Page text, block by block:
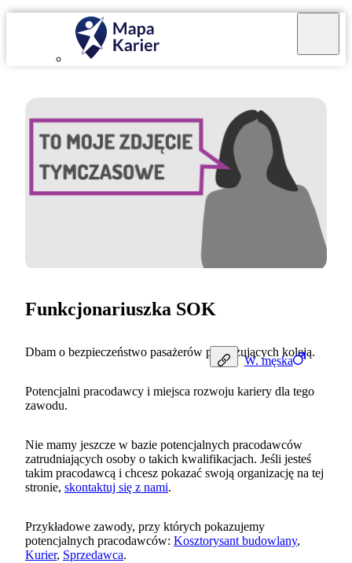
W. męska
Funkcjonariuszka SOK
Dbam o bezpieczeństwo pasażerów podróżujących koleją.
Potencjalni pracodawcy i miejsca rozwoju kariery dla tego
zawodu.
Nie mamy jeszcze w bazie potencjalnych pracodawców
zatrudniających osoby o takich kwalifikacjach. Jeśli jesteś
takim pracodawcą i chcesz pokazać swoją organizację na tej
stronie, skontaktuj się z nami.
Przykładowe zawody, przy których pokazujemy
potencjalnych pracodawców: Kosztorysant budowlany,
Kurier, Sprzedawca.